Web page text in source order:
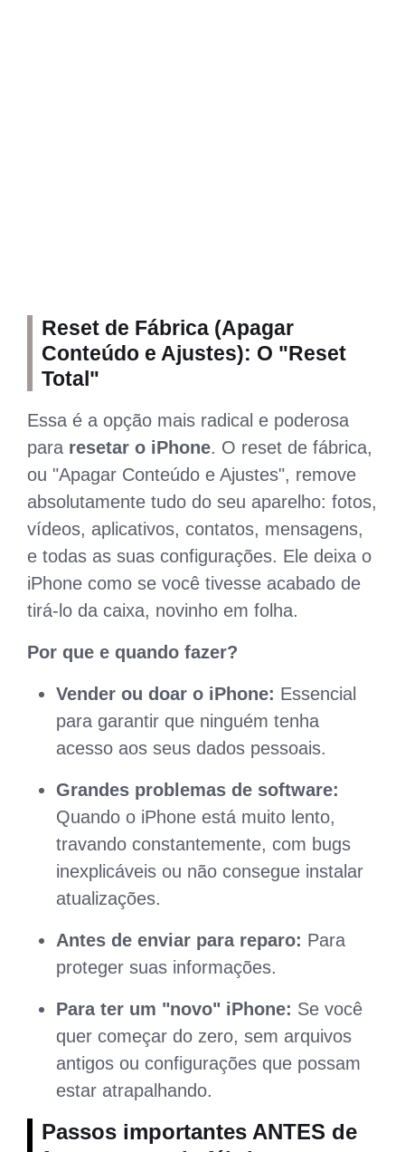
Reset de Fábrica (Apagar
Conteúdo e Ajustes): O "Reset
Total"
Essa é a opção mais radical e poderosa
para resetar o iPhone. O reset de fábrica,
ou "Apagar Conteúdo e Ajustes", remove
absolutamente tudo do seu aparelho: fotos,
vídeos, aplicativos, contatos, mensagens,
e todas as suas configurações. Ele deixa o
iPhone como se você tivesse acabado de
tirá-lo da caixa, novinho em folha.
Por que e quando fazer?
Vender ou doar o iPhone: Essencial
para garantir que ninguém tenha
acesso aos seus dados pessoais.
Grandes problemas de software:
Quando o iPhone está muito lento,
travando constantemente, com bugs
inexplicáveis ou não consegue instalar
atualizações.
Antes de enviar para reparo: Para
proteger suas informações.
Para ter um "novo" iPhone: Se você
quer começar do zero, sem arquivos
antigos ou configurações que possam
estar atrapalhando.
Passos importantes ANTES de